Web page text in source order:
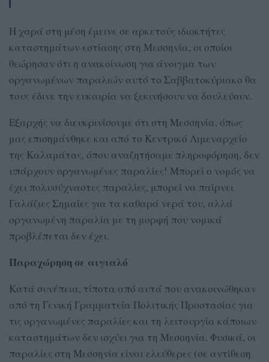
Η χαρά στη μέση έμεινε σε αρκετούς ιδιοκτήτες
καταστημάτων εστίασης στη Μεσσηνία, οι οποίοι
θεώρησαν ότι η ανακοίνωση για άνοιγμα των
οργανωμένων παραλιών αυτό το Σαββατοκύριακο θα
τους έδινε την ευκαιρία να ξεκινήσουν να δουλεύουν.
Εξαρχής να διευκρινίσουμε ότι στη Μεσσηνία, όπως
μας επισημάνθηκε και από το Κεντρικό Λιμεναρχείο
της Καλαμάτας, όπου αναζητήσαμε πληροφόρηση, δεν
υπάρχουν οργανωμένες παραλίες! Μπορεί ο νομός να
έχει πολυσύχναστες παραλίες, μπορεί να παίρνει
Γαλάζιες Σημαίες για τα καθαρά νερά του, αλλά
οργανωμένη παραλία με τη μορφή που νομικά
προβλέπεται δεν έχει.
Παραχώρηση σε αιγιαλό
Κατά συνέπεια, τίποτα από αυτά που ανακοινώθηκαν
από τη Γενική Γραμματεία Πολιτικής Προστασίας για
τις οργανωμένες παραλίες και τη λειτουργία κάποιων
καταστημάτων δεν ισχύει για τη Μεσσηνία. Φυσικά, οι
παραλίες στη Μεσσηνία είναι ελεύθερες (σε αντίθεση